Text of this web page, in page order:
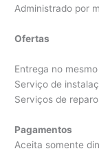
Administrado por
Ofertas
Entrega no
Serviço de
Serviços de
Pagamentos
Aceita somente